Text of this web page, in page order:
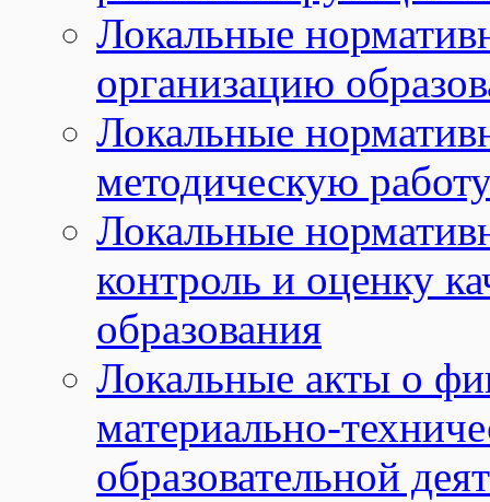
Локальные
организацию
Локальные
методическую
Локальные
контроль и оценку
образования
Локальные акты о
материально-
образовательной